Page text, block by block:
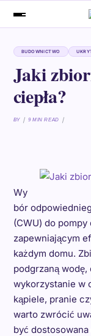
BUDOWNICTWO
Jaki
ciepła?
BY 9 MIN READ
Wy
bór
(CWU) do
zapewniającym
każdym domu.
podgrzaną
wykorzystanie w
kąpiele, pranie
warto zwrócić
być